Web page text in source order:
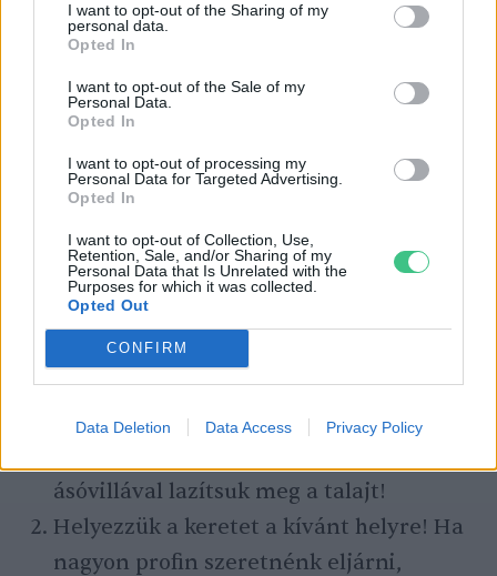
I want to opt-out of the Sharing of my
personal data.
Opted In
I want to opt-out of the Sale of my
Personal Data.
Opted In
I want to opt-out of processing my
Personal Data for Targeted Advertising.
Opted In
I want to opt-out of Collection, Use,
Retention, Sale, and/or Sharing of my
Personal Data that Is Unrelated with the
Purposes for which it was collected.
Opted Out
CONFIRM
Data Deletion Data Access Privacy Policy
ki veteményesünket, úgy mindenképp
hogy felpezsdítsük benne a talajéletet!
És nézzük akkor a telepítés lépéseit!
Készítsük elő a talajt! Ha gyepre, pázsitra
építünk, úgy agyeptéglákat ásóval
forgassuk ki
ágyásba a szerves hulladékmix és a
termőföld közévízzáró rétegként.
Távolítsuk el az ágyás aljából a nagyobb
ásóvillával lazítsuk meg a talajt!
Helyezzük a keretet a kívánt helyre! Ha
nagyon profin szeretnénk eljárni,